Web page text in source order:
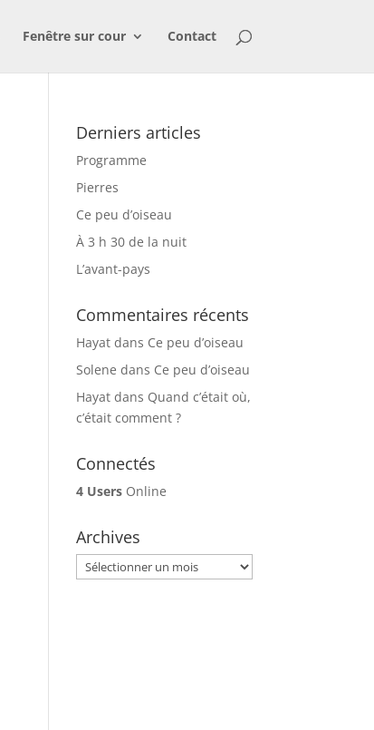
Fenêtre sur cour Contact
Derniers articles
Programme
Pierres
Ce peu d’oiseau
À 3 h 30 de la nuit
L’avant-pays
Commentaires récents
Hayat dans Ce peu d’oiseau
Solene dans Ce peu d’oiseau
Hayat dans Quand c’était où,
c’était comment ?
Connectés
4 Users Online
Archives
Archives